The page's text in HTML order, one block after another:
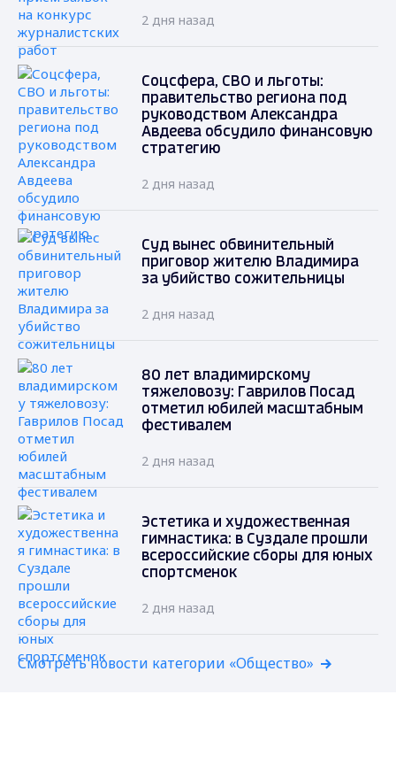
2 дня назад
Соцсфера, СВО и льготы:
правительство региона под
руководством Александра
Авдеева обсудило финансовую
стратегию
2 дня назад
Суд вынес обвинительный
приговор жителю Владимира
за убийство сожительницы
2 дня назад
80 лет владимирскому
тяжеловозу: Гаврилов Посад
отметил юбилей масштабным
фестивалем
2 дня назад
Эстетика и художественная
гимнастика: в Суздале прошли
всероссийские сборы для юных
спортсменок
2 дня назад
Смотреть новости категории «Общество»